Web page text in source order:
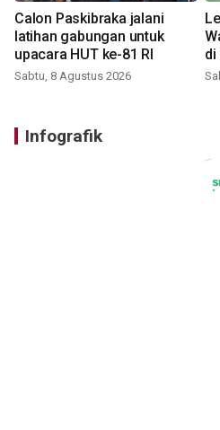
Calon Paskibraka jalani
latihan gabungan untuk
upacara HUT ke-81 RI
Sabtu, 8 Agustus 2026
di
Infografik